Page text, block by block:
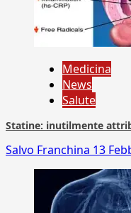
Medicina
News
Salute
Statine: inutilmente
Salvo Franchina 13